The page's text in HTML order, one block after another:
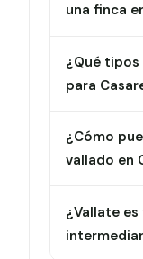
una finca
¿Qué
para
¿Cómo
vallado en
¿Vallate